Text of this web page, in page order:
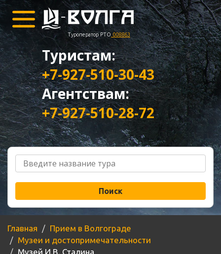
Туроператор РТО 008863
Туристам:
+7-927-510-30-43
Агентствам:
+7-927-510-28-72
Поиск
Главная
Прием в Волгограде
Музеи и достопримечательности
Музей И.В. Сталина